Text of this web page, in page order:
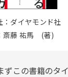
：ダイヤモンド社
斎藤 祐馬 (著)
ずこの書籍のタ